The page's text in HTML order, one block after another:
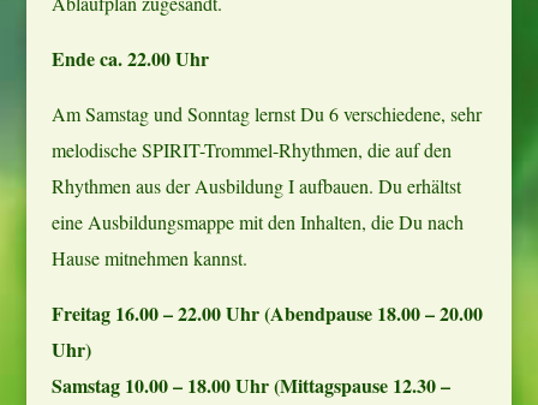
Ende ca. 22.00 Uhr
Am Samstag und Sonntag lernst Du 6 verschiedene, sehr
melodische SPIRIT-Trommel-Rhythmen, die auf den
Rhythmen aus der Ausbildung I aufbauen. Du erhältst
eine Ausbildungsmappe mit den Inhalten, die Du nach
Hause mitnehmen kannst.
Freitag 16.00 – 22.00 Uhr (Abendpause 18.00 – 20.00
Uhr)
Samstag 10.00 – 18.00 Uhr (Mittagspause 12.30 –